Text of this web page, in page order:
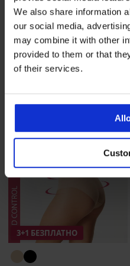
We also share information
our social media,
may combine it with other
provided to them or that
of their services.
Класически бикини Pola
дантелени
15,99 €(31,27 лв.)
промоция 3+1 БЕЗПЛАТНО
3+1 БЕЗПЛАТНО